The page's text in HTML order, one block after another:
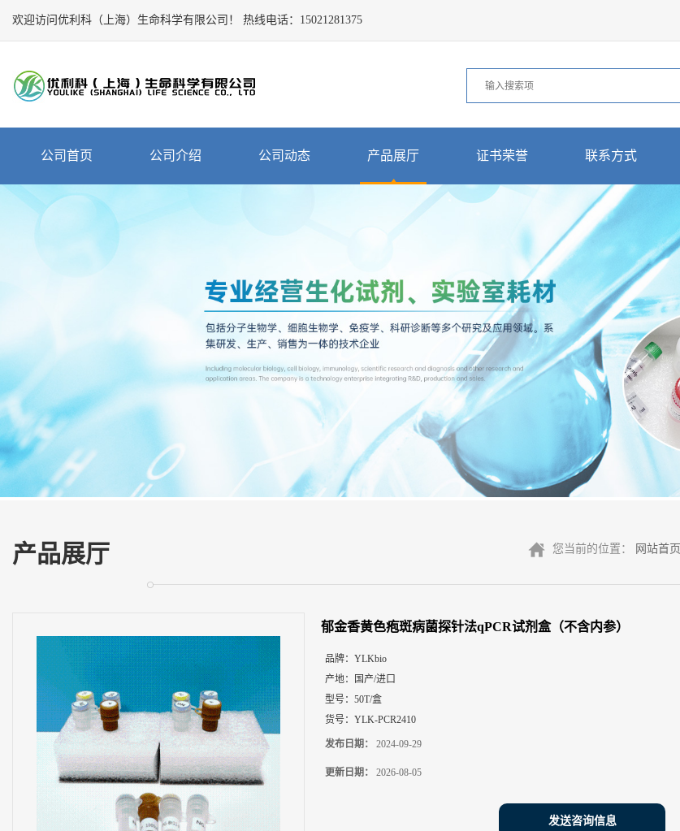
欢迎访问优利科（上海）生命科学有限公司！ 热线电话： 15021281375
Close
司
首
介
绍
证
书
荣
誉
方
式
公司首页 公司介绍 公司动态 产品展厅 证书荣誉 联系方式
产品展厅 您当前的位置： 网站首页
郁金香黄色疱斑病菌探针法qPCR试剂盒（不含内参）
品牌： YLKbio
产地：
国产/进口
型号： 50T/盒
货号： YLK-PCR2410
发布日期： 2024-09-29
更新日期： 2026-08-05
发送咨询信息